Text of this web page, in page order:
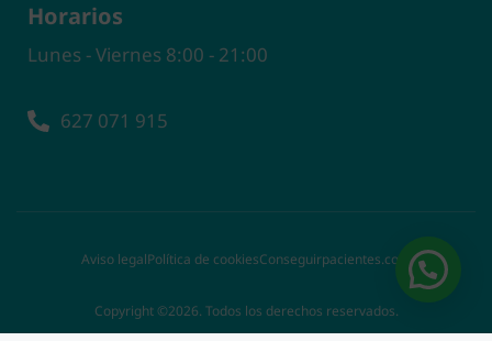
Horarios
Lunes - Viernes 8:00 - 21:00
627 071 915
Copyright ©2026. Todos los derechos reservados.
Aviso legalPolítica de cookiesConseguirpacientes.com